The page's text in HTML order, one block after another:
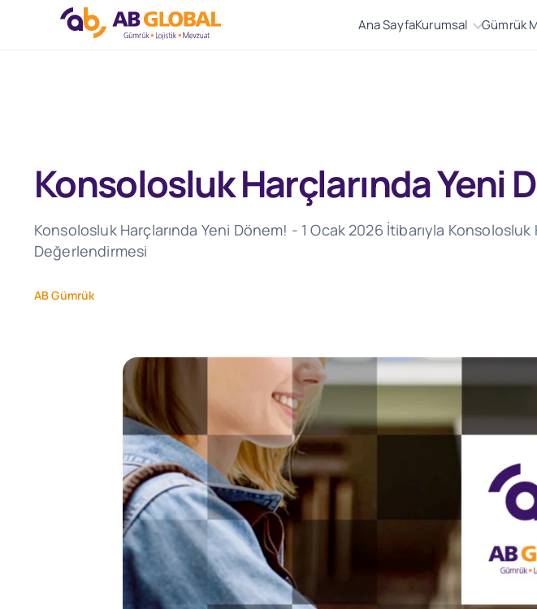
Ana SayfaKurumsal Gümrük
Konsolosluk Harçlarında Yeni
Konsolosluk Harçlarında Yeni Dönem! - 1 Ocak 2026 İtibarıyla
Değerlendirmesi
AB Gümrük